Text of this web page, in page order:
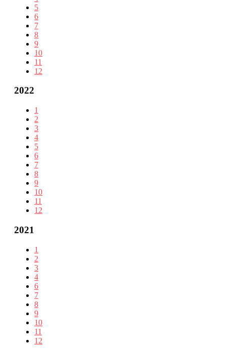
5
6
7
8
9
10
11
12
2022
1
2
3
4
5
6
7
8
9
10
11
12
2021
1
2
3
4
6
7
8
9
10
11
12